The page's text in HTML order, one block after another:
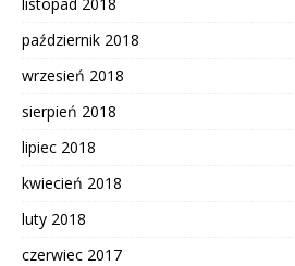
październik 2018
wrzesień 2018
sierpień 2018
lipiec 2018
kwiecień 2018
luty 2018
czerwiec 2017